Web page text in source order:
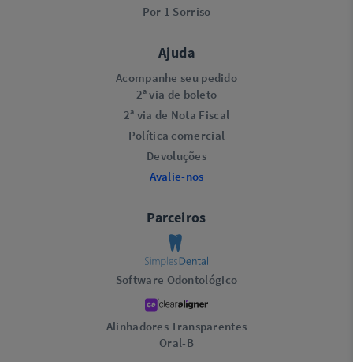
Por 1 Sorriso
Ajuda
Acompanhe seu pedido
2ª via de boleto
2ª via de Nota Fiscal
Política comercial
Devoluções
Avalie-nos
Parceiros
Software Odontológico
Alinhadores Transparentes
Oral-B